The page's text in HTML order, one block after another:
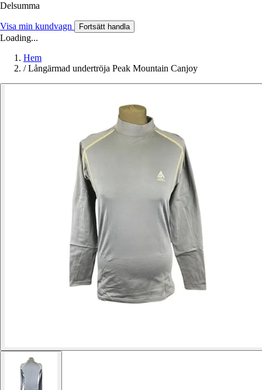
Delsumma
Visa min kundvagn Fortsätt handla
Loading...
Hem
/ Långärmad undertröja Peak Mountain Canjoy